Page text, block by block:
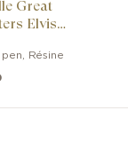
Great
Elvis
Résine